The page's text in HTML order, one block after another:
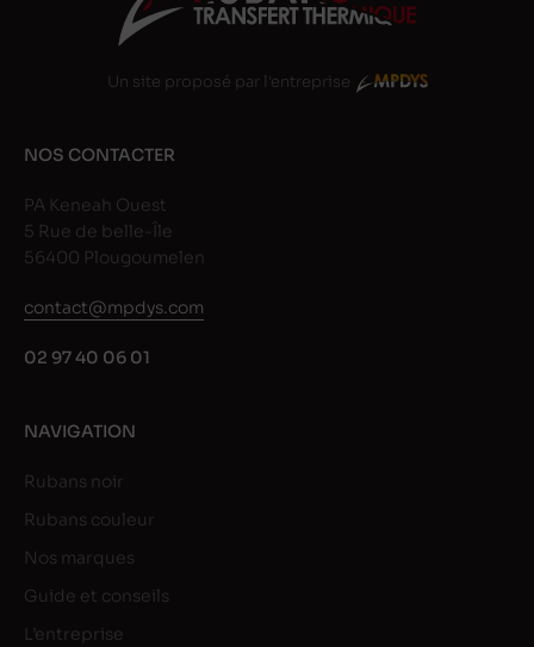
Un site proposé par l'entreprise
NOS CONTACTER
PA Keneah Ouest
5 Rue de belle-Île
56400 Plougoumelen
contact@mpdys.com
02 97 40 06 01
NAVIGATION
Rubans noir
Rubans couleur
Nos marques
Guide et conseils
L’entreprise